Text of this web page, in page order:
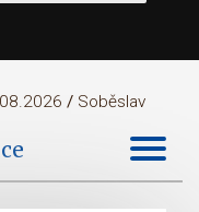
/ Soběslav